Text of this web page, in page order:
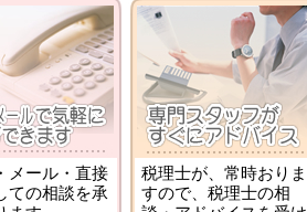
メール・直接
ての相談を承
税理士が、常時おりま
すので、税理士の相